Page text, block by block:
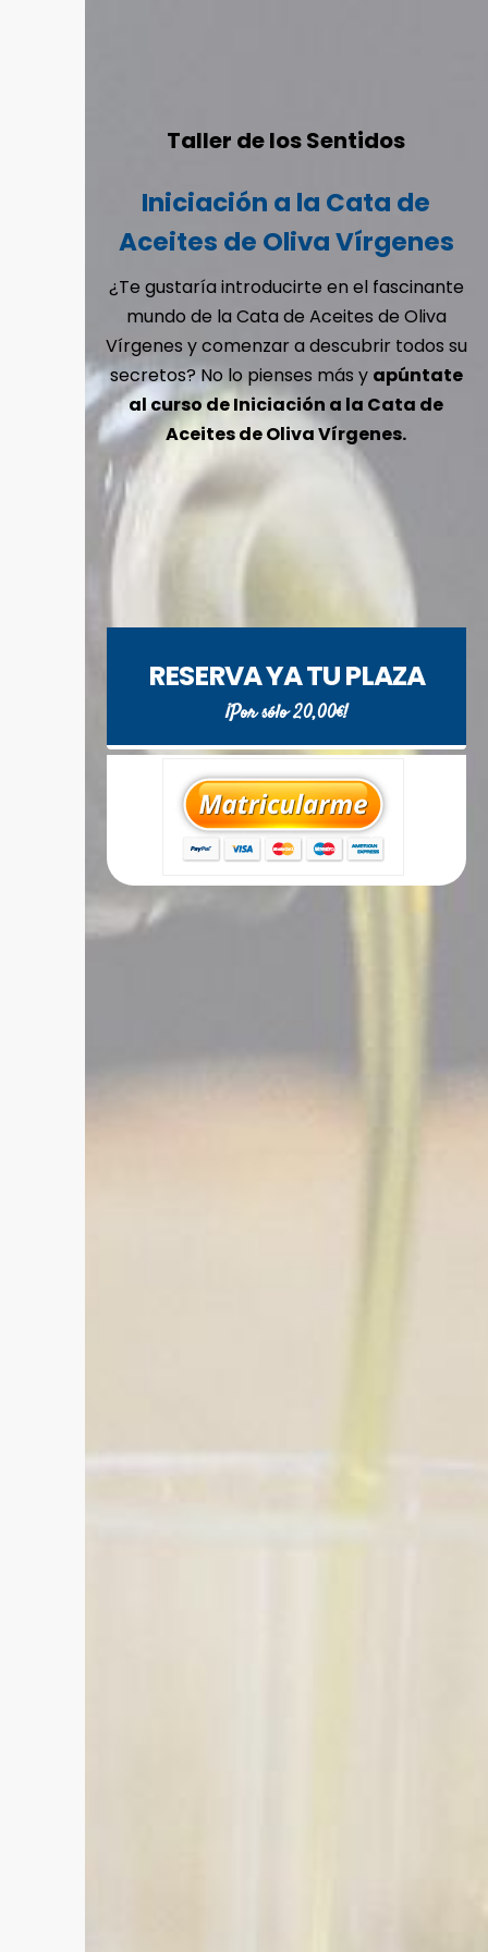
Taller de los Sentidos
Iniciación a la Cata de
Aceites de Oliva Vírgenes
¿Te gustaría introducirte en el fascinante
mundo de la Cata de Aceites de Oliva
Vírgenes y comenzar a descubrir todos su
secretos? No lo pienses más y apúntate
al curso de Iniciación a la Cata de
Aceites de Oliva Vírgenes.
RESERVA YA TU PLAZA
¡Por sólo 20,00€!